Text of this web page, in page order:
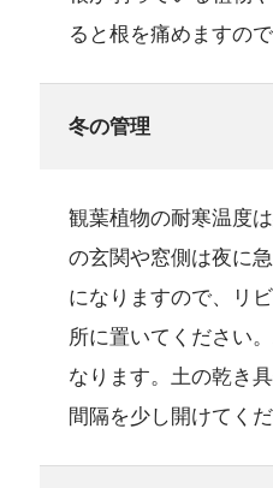
ると根を痛めますの
冬の管理
観葉植物の耐寒温度
の玄関や窓側は夜に
になりますので、リ
所に置いてください
なります。土の乾き
間隔を少し開けてくだ